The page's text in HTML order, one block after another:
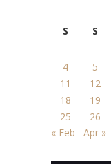
S
S
4
5
11
12
18
19
25
26
« Feb
Apr »